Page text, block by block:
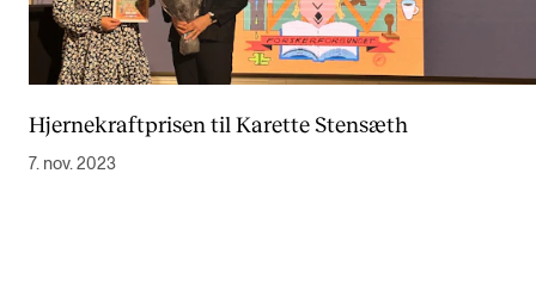
Hjernekraftprisen til Karette Stensæth
7. nov. 2023